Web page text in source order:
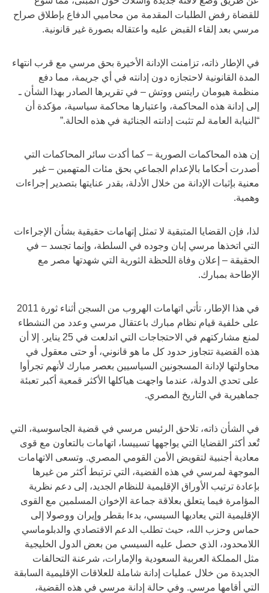
للقضاة رفض الطلبات المقدمة من محاميي الدفاع بإطلاق صراح
مرسي بعد إلقاء القبض عليه واعتقاله بصورة غير قانونية.
في الإطار ذاته، تزامنت الإدانة الأخيرة بحق مرسي مع قرب انتهاء
المدة القانونية لاحتجازه دون إدانته في أي جريمة، مما دفع
منظمة هيومان رايتس ووتش – في تقريرها الصادر بهذا الشأن ـ
إلى إدانة هذه المحاكمة، واعتبارها محاكمة سياسية، مؤكدة أن
“النيابة العامة لم تثبت إدانته الجنائية في هذه الحالة.”
إن هذه المحاكمات الصورية – كما أكدت سائر المحاكمات التي
أصدرت أحكاما بالإعدام الجماعي بحق مئات المتهمين – غير
معنية بإثبات الإدانة من خلال الأدلة، بقدر عنايتها بتصدير إجراءات
وهمية.
لذا، فإن القضايا المتبقية لا تمثل إتهامات حقيقية بشأن الإجراءات
التي اتخذها مرسي إبان وجوده في السلطة، وإنما تجسد – في
الحقيقة – إعلان وفاة اللحظة الثورية التي شهدتها مصر مع
الإطاحة بمبارك.
في هذا الإطار، تأتي اتهامات الهروب من السجن أثناء ثورة 2011
على خلفية قيام نظام مبارك باعتقال مرسي وعدد من النشطاء
لمنع مشاركتهم في الاحتجاجات التي اندلعت في 25 يناير. إلا أن
هذه القضية تتجاوز حدود كل ما هو قانوني، أو حتى معقول في
محاولتها لإدانة المسجونين السياسيين بعصر مبارك لأنهم تجرأوا
على تحدي الدولة، عندما واجهت هياكلها الأكثر قمعية أكبر تعبئة
جماهيرية في التاريخ المصري.
في الشأن ذاته، تلاحق الرئيس مرسي في قضية الجاسوسية، التي
تٌعد أكثر القضايا التي يواجهها تسييسا، اتهامات بالتعاون مع قوى
معادية أجنبية لتقويض الأمن القومي المصري. وتسعى الاتهامات
الموجهة لمرسي في هذه القضية، التي ترتبط أكثر من غيرها
بإعادة ترتيب الأوراق الإقليمية للنظام الجديد، إلى دعم نظرية
المؤامرة فيما يتعلق بعلاقة جماعة الإخوان المسلمين مع القوى
الإقليمية التي يعاديها السيسي، بدءا بقطر وإيران ووصولا إلى
حماس وحزب الله، حيث تطلب الدعم الاقتصادي والدبلوماسي
اللامحدود، الذي حصل عليه السيسي من بعض الدول الخليجية
مثل المملكة العربية السعودية والإمارات، شرعنة التحالفات
الجديدة من خلال عمليات إدانة شاملة للعلاقات الإقليمية السابقة
التي أقامها مرسي. وفي حالة إدانة مرسي في هذه القضية،